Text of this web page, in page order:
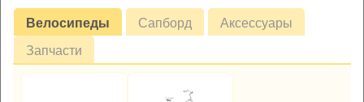
Велосипеды Сапборд
Аксессуары
Запчасти